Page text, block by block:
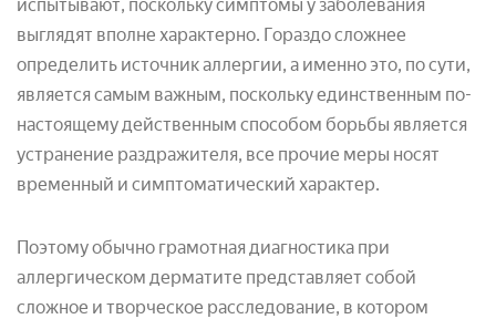
испытывают, поскольку симптомы у заболевания
выглядят вполне характерно. Гораздо сложнее
определить источник аллергии, а именно это, по сути,
является самым важным, поскольку единственным по-
настоящему действенным способом борьбы является
устранение раздражителя, все прочие меры носят
временный и симптоматический характер.
Поэтому обычно грамотная диагностика при
аллергическом дерматите представляет собой
сложное и творческое расследование, в котором